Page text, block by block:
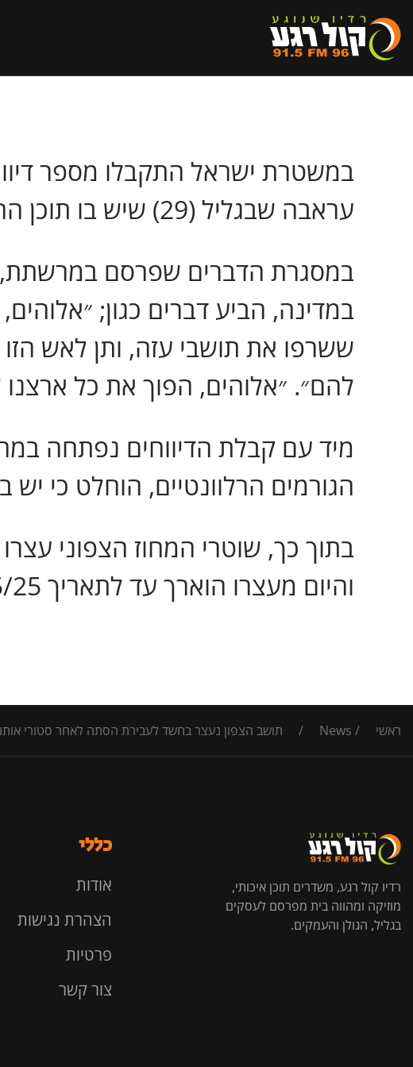
במשטרת ישראל התקבלו מספר
עראבה שבגליל (29) שיש בו תוכן החשוד כעבירת הסתה.
במסגרת הדברים שפרסם במרשתת,
במדינה, הביע דברים כגון;
ששרפו את תושבי עזה, ותן לאש
להם״. ״אלוהים, הפוך את כל ארצנו
מיד עם קבלת הדיווחים נפתחה
הגורמים הרלוונטיים, הוחלט כי
והיום מעצרו הוארך עד לתאריך 07/05/25 בבית המשפט השלום בעכו.
ראשי /
News
/ תושב הצפון נעצר בחשד לעבירת הסתה לאחר סטורי
רדיו קול רגע, משדרים תוכן איכותי,
מוזיקה ומהווה בית מפרסם לעסקים
בגליל, הגולן והעמקים.
כללי
אודות
הצהרת נגישות
פרטיות
צור קשר